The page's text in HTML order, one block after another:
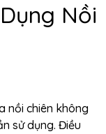
Nồi
nồi chiên không
sử dụng. Điều